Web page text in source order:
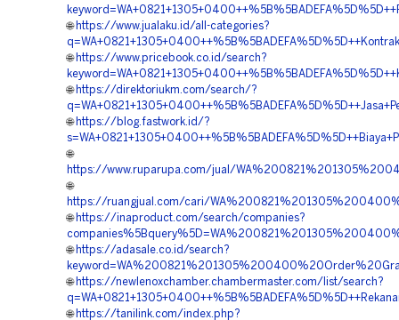
🌐 https://www.jualaku.id/all-categories?
🌐 https://www.pricebook.co.id/search?
🌐 https://direktoriukm.com/search/?
🌐 https://blog.fastwork.id/?
🌐
https://www.ruparupa.com/jual/
🌐
https://ruangjual.com/cari/
🌐 https://inaproduct.com/search/companies?
🌐 https://adasale.co.id/search?
🌐 https://newlenoxchamber.chambermaster.com/list/search?
🌐 https://tanilink.com/index.php?